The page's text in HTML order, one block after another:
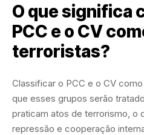
O que significa
PCC e o CV
terroristas?
Classificar o PCC e o CV
que esses grupos serão
praticam atos de terrorismo, o
repressão e cooperação